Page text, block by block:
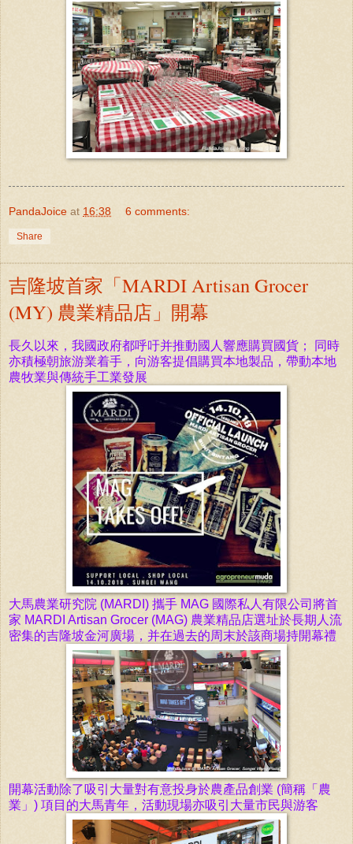
PandaJoice at 16:38 6 comments:
Share
吉隆坡首家「MARDI Artisan Grocer
(MY) 農業精品店」開幕
長久以來，我國政府都呼吁并推動國人 響應購買國貨 ； 同時
亦積極朝旅游業着手，向游客提倡購買本地製品，帶動本地
農牧業與傳統手工業發展
大馬農業研究院 (MARDI) 攜手 MAG 國際私人有限公司將首
家 MARDI Artisan Grocer (MAG) 農業精品店選址於長期人流
密集的吉隆坡金河廣場， 并在過去的周末於該商場持開幕禮
開幕活動除了吸引大量對有意投身於農產品創業 (簡稱 「 農
業 」 ) 項目的大馬青年 ，活動現場亦吸引大量市民與游客